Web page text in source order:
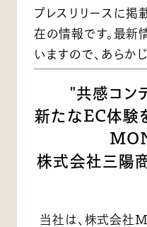
プレスリリースに
在の情報です。最新
いますので、あらか
"共感コン
新たなEC体験
株式会社三陽
当社は、株式会社